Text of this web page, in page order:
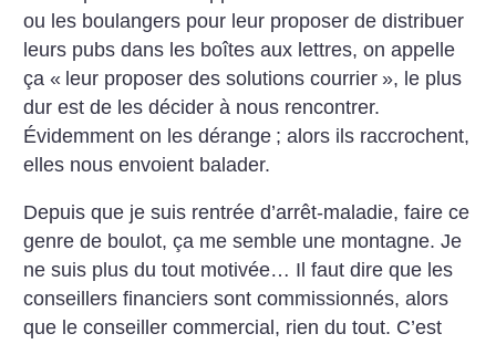
ou les boulangers pour leur proposer de distribuer
leurs pubs dans les boîtes aux lettres, on appelle
ça « leur proposer des solutions courrier », le plus
dur est de les décider à nous rencontrer.
Évidemment on les dérange ; alors ils raccrochent,
elles nous envoient balader.
Depuis que je suis rentrée d’arrêt-maladie, faire ce
genre de boulot, ça me semble une montagne. Je
ne suis plus du tout motivée… Il faut dire que les
conseillers financiers sont commissionnés, alors
que le conseiller commercial, rien du tout. C’est